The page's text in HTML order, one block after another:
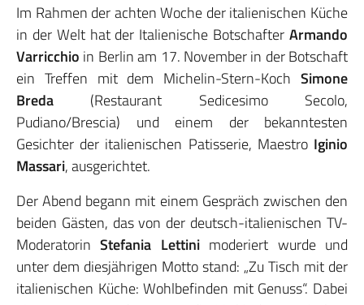
Im Rahmen der achten Woche der italienischen Küche
in der Welt hat der Italienische Botschafter Armando
Varricchio in Berlin am 17. November in der Botschaft
ein Treffen mit dem Michelin-Stern-Koch Simone
Breda (Restaurant Sedicesimo Secolo,
Pudiano/Brescia) und einem der bekanntesten
Gesichter der italienischen Patisserie, Maestro Iginio
Massari, ausgerichtet.
Der Abend begann mit einem Gespräch zwischen den
beiden Gästen, das von der deutsch-italienischen TV-
ModeratorinStefania Lettinimoderiert wurde und
unter dem diesjährigen Motto stand: „Zu Tisch mit der
italienischen Küche: Wohlbefinden mit Genuss“. Dabei